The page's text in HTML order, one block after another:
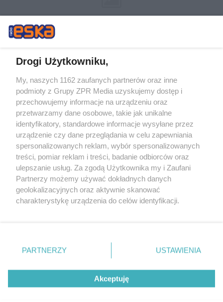
Żaden utwór zamieszczony w serwisie nie może być powielany i
rozpowszechniany lub dalej rozpowszechniany w jakikolwiek sposób (w
tym także elektroniczny lub mechaniczny) na jakimkolwiek polu
eksploatacji w jakiejkolwiek formie, włącznie z umieszczaniem w
Internecie bez pisemnej zgody właściciela praw. Jakiekolwiek użycie lub
wykorzystanie utworów w całości lub w części z naruszeniem prawa,
tzn. bez właściwej zgody, jest zabronione pod groźbą kary i może być
ścigane prawnie.
© 2026 Grupa ZPR Media
Drogi Użytkowniku,
My, naszych 1162 zaufanych partnerów oraz inne
podmioty z Grupy ZPR Media uzyskujemy dostęp i
przechowujemy informacje na urządzeniu oraz
przetwarzamy dane osobowe, takie jak unikalne
identyfikatory, standardowe informacje wysyłane przez
urządzenie czy dane przeglądania w celu zapewniania
spersonalizowanych reklam, wybór spersonalizowanych
treści, pomiar reklam i treści, badanie odbiorców oraz
ulepszanie usług. Za zgodą Użytkownika my i Zaufani
Partnerzy możemy używać dokładnych danych
geolokalizacyjnych oraz aktywnie skanować
charakterystykę urządzenia do celów identyfikacji.
zmienić/wycofać klikając przycisk ustawień prywatności
znajdujący się w lewym dolnym rogu strony
rodzaje przetwarzania danych nie wymagają zgody
użytkownika, ale masz prawo sprzeciwić się takiemu
przetwarzaniu. Preferencje będą miały zastosowanie tylko
PARTNERZY USTAWIENIA
Akceptuję